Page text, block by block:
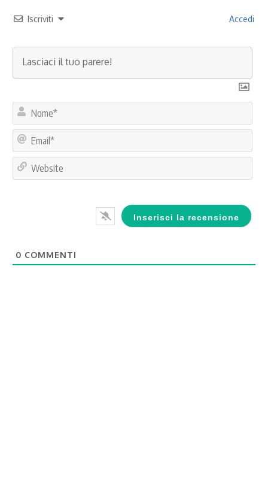
Iscriviti Accedi
0 COMMENTI